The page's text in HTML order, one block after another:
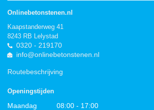
Onlinebetonstenen.nl
Kaapstanderweg 41
8243 RB Lelystad
0320 - 219170
info@onlinebetonstenen.nl
Routebeschrijving
Openingstijden
Maandag
08:00 - 17:00